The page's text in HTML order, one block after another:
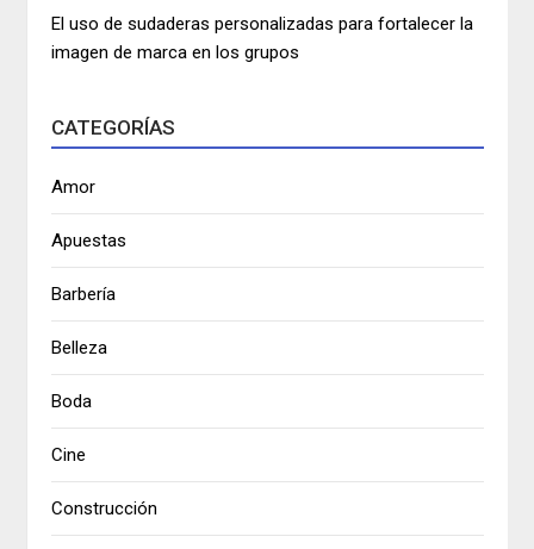
El uso de sudaderas personalizadas para fortalecer la
imagen de marca en los grupos
CATEGORÍAS
Amor
Apuestas
Barbería
Belleza
Boda
Cine
Construcción